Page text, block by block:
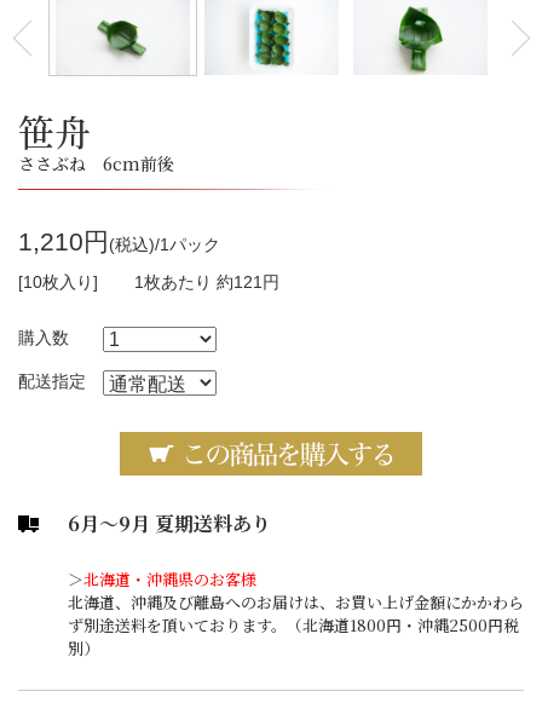
笹舟
ささぶね 6cm前後
1,210円 (税込)/1パック
[10枚入り]
1枚あたり 約121円
購入数
配送指定
6月～9月 夏期送料あり
＞北海道・沖縄県のお客様
北海道、沖縄及び離島へのお届けは、お買い上げ金額にかかわら
ず別途送料を頂いております。（北海道1800円・沖縄2500円税
別）